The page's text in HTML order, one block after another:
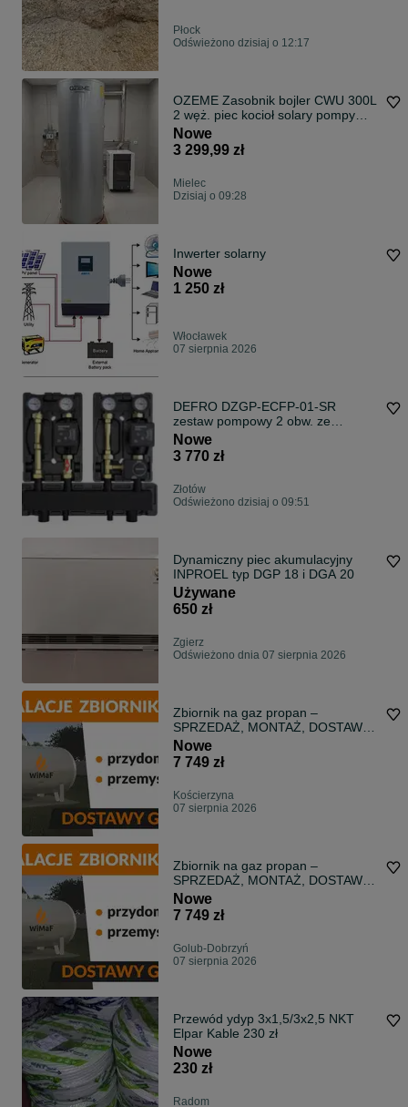
Płock
Odświeżono dzisiaj o 12:17
OZEME Zasobnik bojler CWU 300L
2 węż. piec kocioł solary pompy
ciepła
Nowe
3 299,99 zł
Mielec
Dzisiaj o 09:28
Inwerter solarny
Nowe
1 250 zł
Włocławek
07 sierpnia 2026
DEFRO DZGP-ECFP-01-SR
zestaw pompowy 2 obw. ze
sprzęgło rozdzielaczem
Nowe
3 770 zł
Złotów
Odświeżono dzisiaj o 09:51
Dynamiczny piec akumulacyjny
INPROEL typ DGP 18 i DGA 20
Używane
650 zł
Zgierz
Odświeżono dnia 07 sierpnia 2026
Zbiornik na gaz propan –
SPRZEDAŻ, MONTAŻ, DOSTAWY
GAZU | dom I firma
Nowe
7 749 zł
Kościerzyna
07 sierpnia 2026
Zbiornik na gaz propan –
SPRZEDAŻ, MONTAŻ, DOSTAWY
GAZU | dom I firma
Nowe
7 749 zł
Golub-Dobrzyń
07 sierpnia 2026
Przewód ydyp 3x1,5/3x2,5 NKT
Elpar Kable 230 zł
Nowe
230 zł
Radom